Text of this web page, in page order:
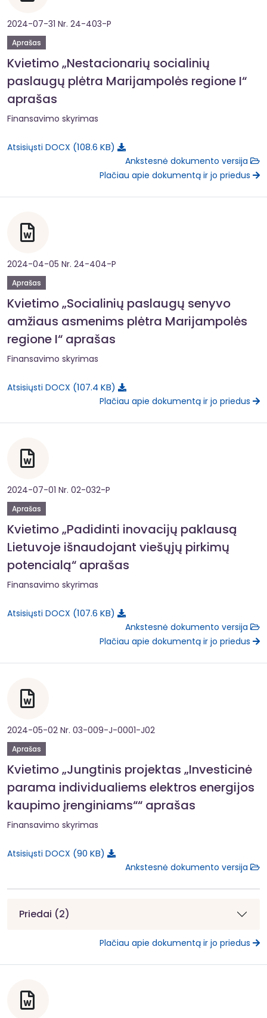
2024-07-31 Nr. 24-403-P
Aprašas
Kvietimo „Nestacionarių socialinių
paslaugų plėtra Marijampolės regione I“
aprašas
Finansavimo skyrimas
Atsisiųsti DOCX 108.6 KB
Ankstesnė dokumento versija
Plačiau apie dokumentą ir jo priedus
2024-04-05 Nr. 24-404-P
Aprašas
Kvietimo „Socialinių paslaugų senyvo
amžiaus asmenims plėtra Marijampolės
regione I“ aprašas
Finansavimo skyrimas
Atsisiųsti DOCX 107.4 KB
Plačiau apie dokumentą ir jo priedus
2024-07-01 Nr. 02-032-P
Aprašas
Kvietimo „Padidinti inovacijų paklausą
Lietuvoje išnaudojant viešųjų pirkimų
potencialą“ aprašas
Finansavimo skyrimas
Atsisiųsti DOCX 107.6 KB
Ankstesnė dokumento versija
Plačiau apie dokumentą ir jo priedus
2024-05-02 Nr. 03-009-J-0001-J02
Aprašas
Kvietimo „Jungtinis projektas „Investicinė
parama individualiems elektros energijos
kaupimo įrenginiams““ aprašas
Finansavimo skyrimas
Atsisiųsti DOCX 90 KB
Ankstesnė dokumento versija
Priedai (2)
Plačiau apie dokumentą ir jo priedus